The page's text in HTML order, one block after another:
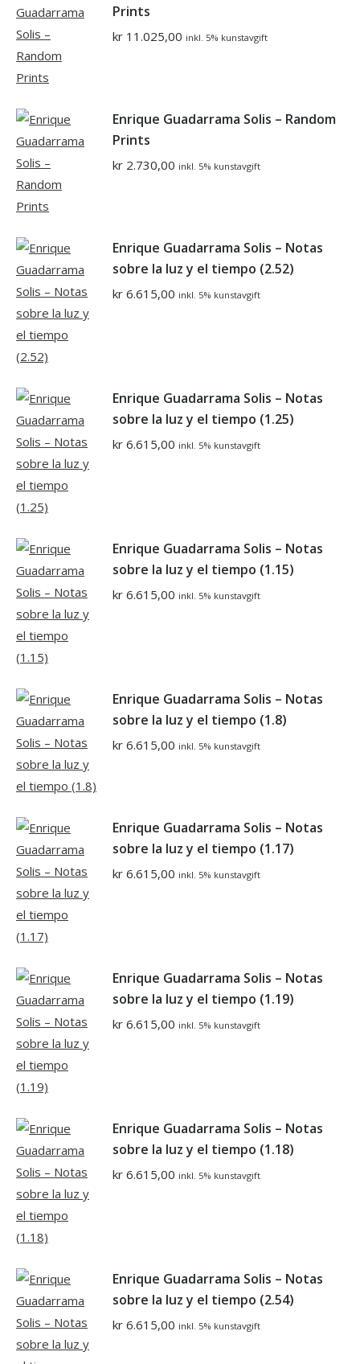
Prints
kr 11.025,00 inkl. 5% kunstavgift
Enrique Guadarrama Solis – Random
Prints
kr 2.730,00 inkl. 5% kunstavgift
Enrique Guadarrama Solis – Notas
sobre la luz y el tiempo (2.52)
kr 6.615,00 inkl. 5% kunstavgift
Enrique Guadarrama Solis – Notas
sobre la luz y el tiempo (1.25)
kr 6.615,00 inkl. 5% kunstavgift
Enrique Guadarrama Solis – Notas
sobre la luz y el tiempo (1.15)
kr 6.615,00 inkl. 5% kunstavgift
Enrique Guadarrama Solis – Notas
sobre la luz y el tiempo (1.8)
kr 6.615,00 inkl. 5% kunstavgift
Enrique Guadarrama Solis – Notas
sobre la luz y el tiempo (1.17)
kr 6.615,00 inkl. 5% kunstavgift
Enrique Guadarrama Solis – Notas
sobre la luz y el tiempo (1.19)
kr 6.615,00 inkl. 5% kunstavgift
Enrique Guadarrama Solis – Notas
sobre la luz y el tiempo (1.18)
kr 6.615,00 inkl. 5% kunstavgift
Enrique Guadarrama Solis – Notas
sobre la luz y el tiempo (2.54)
kr 6.615,00 inkl. 5% kunstavgift